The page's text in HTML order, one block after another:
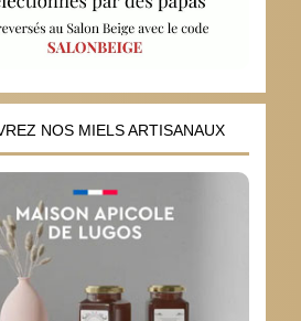
NOS MIELS ARTISANAUX